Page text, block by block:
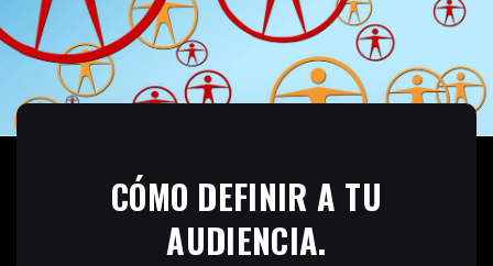
CÓMO DEFINIR A TU
AUDIENCIA.